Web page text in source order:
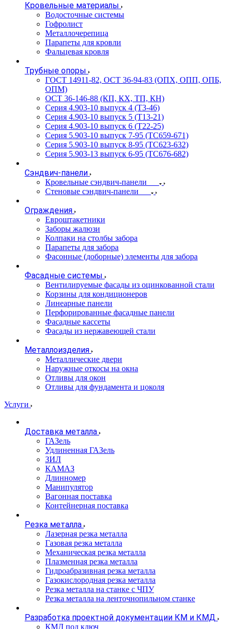
Кровельные материалы
Водосточные системы
Гофролист
Металлочерепица
Парапеты для кровли
Фальцевая кровля
Трубные опоры
ГОСТ 14911-82, ОСТ 36-94-83 (ОПХ, ОПП, ОПБ,
ОПМ)
ОСТ 36-146-88 (КП, КХ, ТП, КН)
Серия 4.903-10 выпуск 4 (Т3-46)
Серия 4.903-10 выпуск 5 (Т13-21)
Серия 4.903-10 выпуск 6 (Т22-25)
Серия 5.903-10 выпуск 7-95 (ТС659-671)
Серия 5.903-10 выпуск 8-95 (ТС623-632)
Серия 5.903-13 выпуск 6-95 (ТС676-682)
Сэндвич-панели
Кровельные сэндвич-панели
Стеновые сэндвич-панели
Ограждения
Евроштакетники
Заборы жалюзи
Колпаки на столбы забора
Парапеты для забора
Фасонные (доборные) элементы для забора
Фасадные системы
Вентилируемые фасады из оцинкованной стали
Корзины для кондиционеров
Линеарные панели
Перфорированные фасадные панели
Фасадные кассеты
Фасады из нержавеющей стали
Металлоизделия
Металлические двери
Наружные откосы на окна
Отливы для окон
Отливы для фундамента и цоколя
Услуги
Доставка металла
ГАЗель
Удлиненная ГАЗель
ЗИЛ
КАМАЗ
Длинномер
Манипулятор
Вагонная поставка
Контейнерная поставка
Резка металла
Лазерная резка металла
Газовая резка металла
Механическая резка металла
Плазменная резка металла
Гидроабразивная резка металла
Газокислородная резка металла
Резка металла на станке с ЧПУ
Резка металла на ленточнопильном станке
Разработка проектной документации КМ и КМД
КМД под ключ